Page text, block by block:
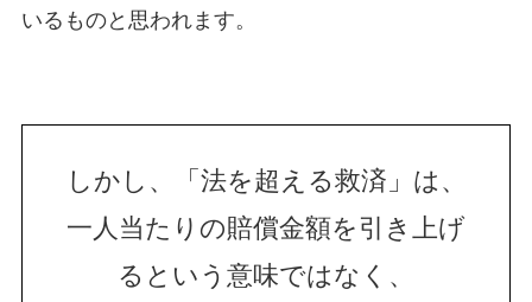
いるものと思われます。
しかし、「法を超える救済」は、
一人当たりの賠償金額を引き上げ
るという意味ではなく、